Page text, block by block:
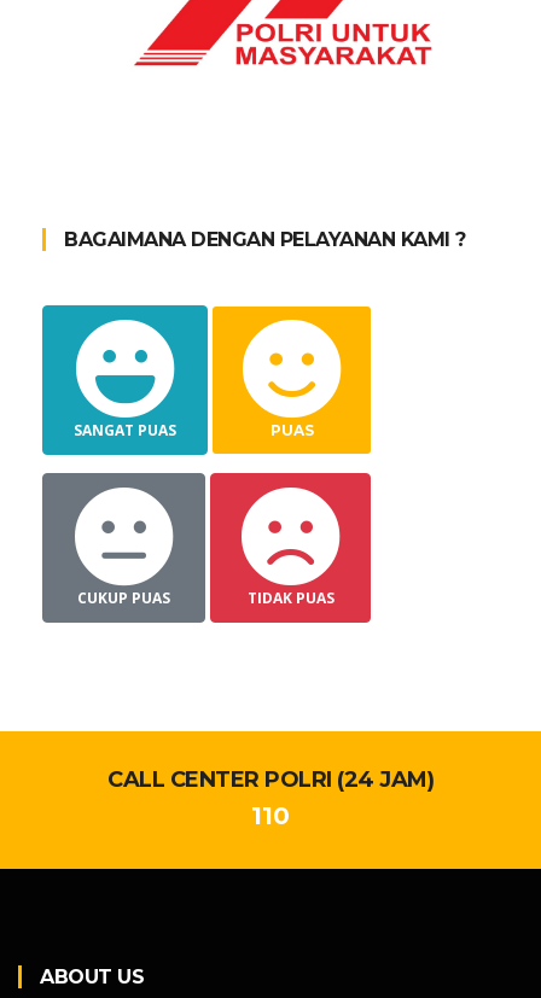
BAGAIMANA DENGAN PELAYANAN KAMI ?
SANGAT PUAS PUAS
CUKUP PUAS TIDAK PUAS
CALL CENTER POLRI (24 JAM)
110
ABOUT US